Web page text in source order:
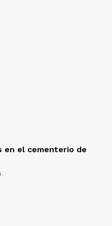
en el cementerio de